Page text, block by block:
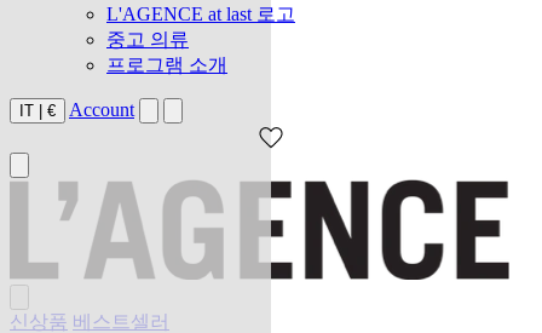
L'AGENCE at last 로고
중고 의류
프로그램 소개
IT € Account
신상품 베스트셀러